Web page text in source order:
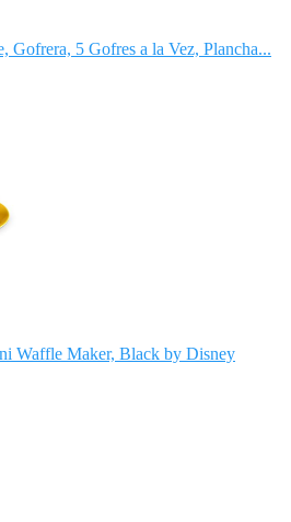
Gofrera, 5 Gofres a la Vez, Plancha...
Waffle Maker, Black by Disney